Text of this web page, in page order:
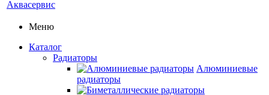
Меню
Каталог
Радиаторы
Алюминиевые
радиаторы